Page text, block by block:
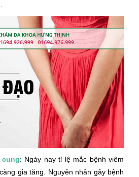
cung: Ngày nay tỉ lệ mắc bệnh viêm
gia tăng. Nguyên nhân gây bệnh